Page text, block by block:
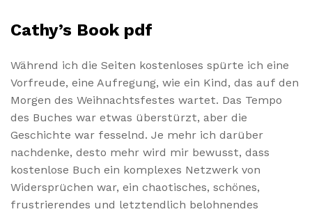
Cathy’s Book pdf
Während ich die Seiten kostenloses spürte ich eine
Vorfreude, eine Aufregung, wie ein Kind, das auf den
Morgen des Weihnachtsfestes wartet. Das Tempo
des Buches war etwas überstürzt, aber die
Geschichte war fesselnd. Je mehr ich darüber
nachdenke, desto mehr wird mir bewusst, dass
kostenlose Buch ein komplexes Netzwerk von
Widersprüchen war, ein chaotisches, schönes,
frustrierendes und letztendlich belohnendes